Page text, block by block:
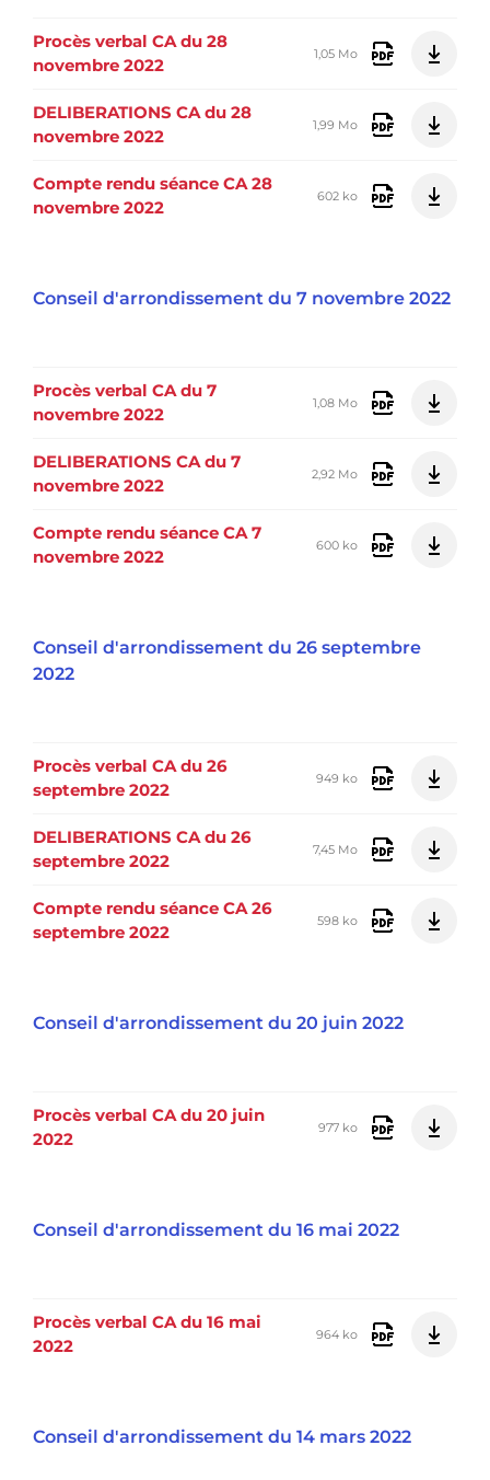
Procès verbal CA du 28
novembre 2022
1,05 Mo
DELIBERATIONS CA du 28
novembre 2022
1,99 Mo
Compte rendu séance CA 28
novembre 2022
602 ko
Conseil d'arrondissement du 7 novembre 2022
Procès verbal CA du 7
novembre 2022
1,08 Mo
DELIBERATIONS CA du 7
novembre 2022
2,92 Mo
Compte rendu séance CA 7
novembre 2022
600 ko
Conseil d'arrondissement du 26 septembre
2022
Procès verbal CA du 26
septembre 2022
949 ko
DELIBERATIONS CA du 26
septembre 2022
7,45 Mo
Compte rendu séance CA 26
septembre 2022
598 ko
Conseil d'arrondissement du 20 juin 2022
Procès verbal CA du 20 juin
2022
977 ko
Conseil d'arrondissement du 16 mai 2022
Procès verbal CA du 16 mai
2022
964 ko
Conseil d'arrondissement du 14 mars 2022